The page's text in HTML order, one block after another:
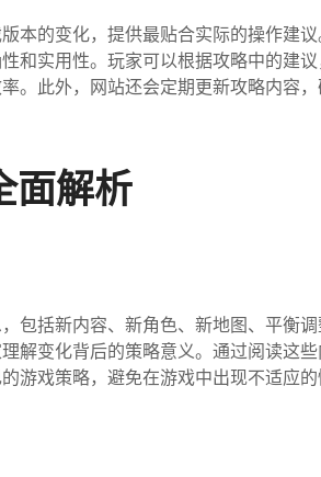
本的变化，提供最贴合实际的操作建
和实用性。玩家可以根据攻略中的建
。此外，网站还会定期更新攻略内容
面解析
包括新内容、新角色、新地图、平衡
解变化背后的策略意义。通过阅读这些
游戏策略，避免在游戏中出现不适应